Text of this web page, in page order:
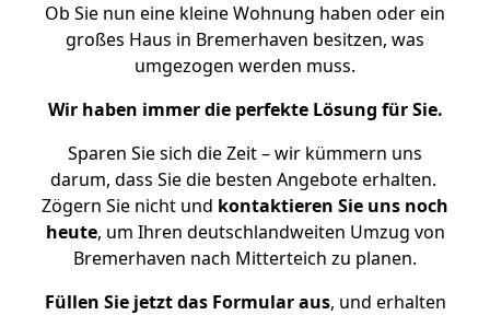
Ob Sie nun eine kleine Wohnung haben oder ein
großes Haus in Bremerhaven besitzen, was
umgezogen werden muss.
Wir haben immer die perfekte Lösung für Sie.
Sparen Sie sich die Zeit – wir kümmern uns
darum, dass Sie die besten Angebote erhalten.
Zögern Sie nicht und kontaktieren Sie uns noch
heute, um Ihren deutschlandweiten Umzug von
Bremerhaven nach Mitterteich zu planen.
Füllen Sie jetzt das Formular aus, und erhalten